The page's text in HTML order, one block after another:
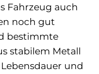
Fahrzeug auch
noch gut
bestimmte
stabilem Metall
und